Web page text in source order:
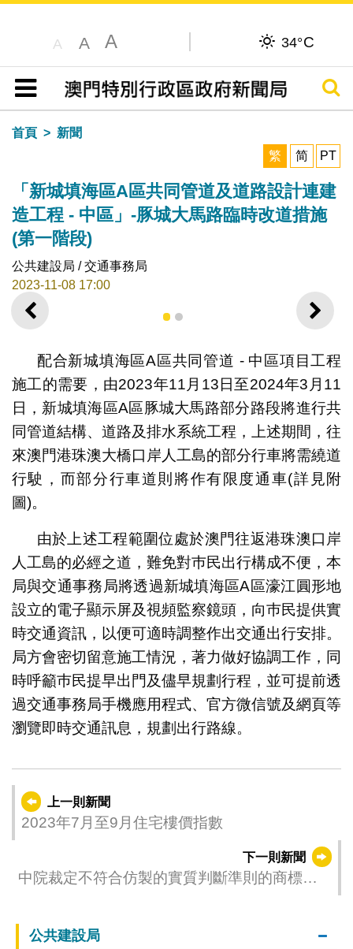
A A A 34°C
目錄
搜尋
首頁
新聞
繁
简 PT
「新城填海區A區共同管道及道路設計連建
造工程 - 中區」-豚城大馬路臨時改道措施
(第一階段)
公共建設局 / 交通事務局
2023-11-08 17:00
上一則 下一
「新城填海區A區共同管道及道路設計連建造工程- 中
區」-豚城大馬路臨時改道措施
1 2
配合新城填海區A區共同管道 - 中區項目工程
施工的需要，由2023年11月13日至2024年3月11
日，新城填海區A區豚城大馬路部分路段將進行共
同管道結構、道路及排水系統工程，上述期間，往
來澳門港珠澳大橋口岸人工島的部分行車將需繞道
行駛，而部分行車道則將作有限度通車(詳見附
圖)。
由於上述工程範圍位處於澳門往返港珠澳口岸
人工島的必經之道，難免對巿民出行構成不便，本
局與交通事務局將透過新城填海區A區濠江圓形地
設立的電子顯示屏及視頻監察鏡頭，向巿民提供實
時交通資訊，以便可適時調整作出交通出行安排。
局方會密切留意施工情況，著力做好協調工作，同
時呼籲巿民提早出門及儘早規劃行程，並可提前透
過交通事務局手機應用程式、官方微信號及網頁等
瀏覽即時交通訊息，規劃出行路線。
上一則新聞
2023年7月至9月住宅樓價指數
下一則新聞
中院裁定不符合仿製的實質判斷準則的商標不
公共建設局